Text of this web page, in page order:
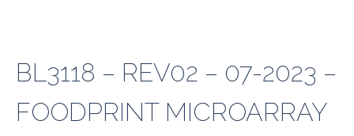
BL3118 – REV02 – 07-2023 –
FOODPRINT MICROARRAY